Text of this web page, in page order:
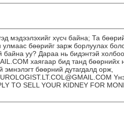
хүсч байна; Та
бөөрийг зарж борлуулах
байна уу? Дараа нь бидэнтэй
хаягаар бид танд бөөрнийх
бөөрний дутагдалд орж,
TO SELL YOUR KIDNEY FOR